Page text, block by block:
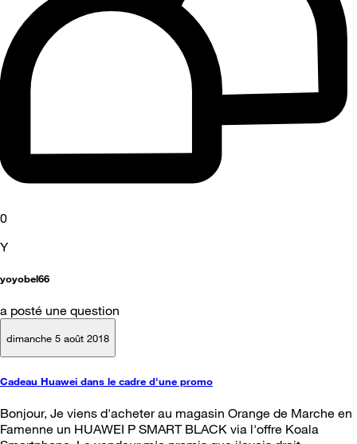
0
Y
yoyobel66
a posté une question
dimanche 5 août 2018
Cadeau Huawei dans le cadre d'une promo
Bonjour, Je viens d'acheter au magasin Orange de Marche en
Famenne un HUAWEI P SMART BLACK via l'offre Koala